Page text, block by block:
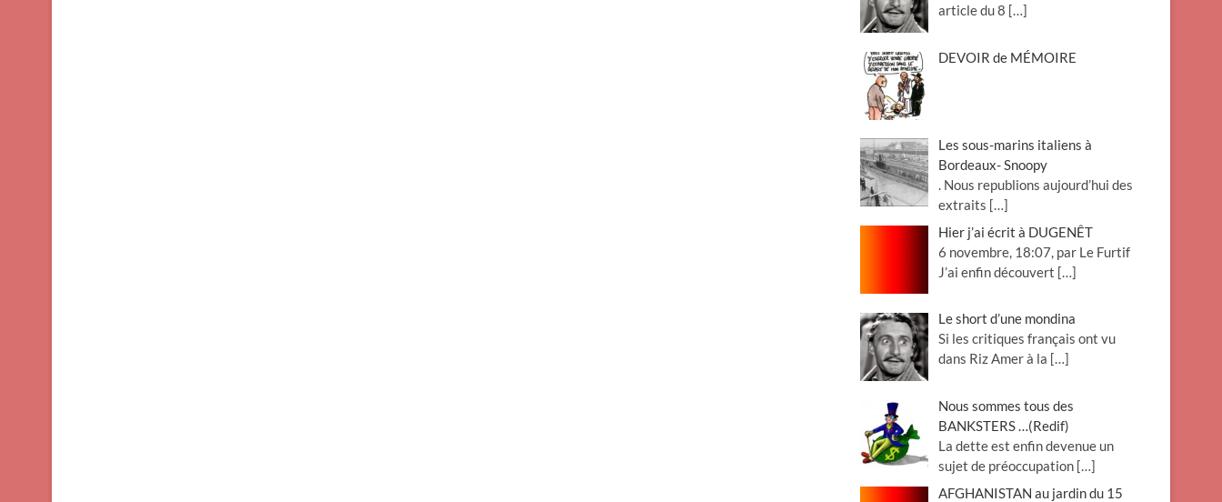
article du 8 […]
DEVOIR de MÉMOIRE
Les sous-marins italiens à
Bordeaux- Snoopy
. Nous republions aujourd’hui des
extraits […]
Hier j’ai écrit à DUGENÊT
6 novembre, 18:07, par Le Furtif
J’ai enfin découvert […]
Le short d’une mondina
Si les critiques français ont vu
dans Riz Amer à la […]
Nous sommes tous des
BANKSTERS …(Redif)
La dette est enfin devenue un
sujet de préoccupation […]
AFGHANISTAN au jardin du 15